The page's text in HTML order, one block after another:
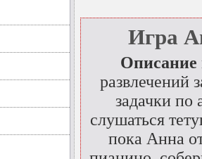
Игра
развлечений
задачки по
слушаться
пока Анна